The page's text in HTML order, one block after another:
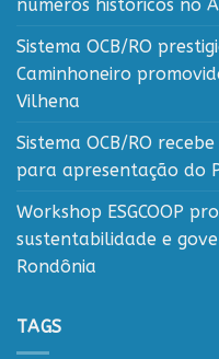
números históricos no
Sistema OCB/RO
Caminhoneiro
Vilhena
Sistema OCB/RO
para apresentação do
Workshop ESGCOOP
sustentabilidade e
Rondônia
TAGS